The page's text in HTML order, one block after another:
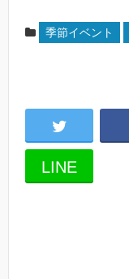
季節イベント
LINE